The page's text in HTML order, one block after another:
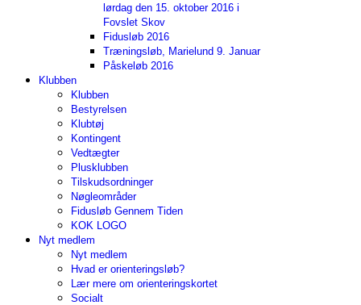
lørdag den 15. oktober 2016 i
Fovslet Skov
Fidusløb 2016
Træningsløb, Marielund 9. Januar
Påskeløb 2016
Klubben
Klubben
Bestyrelsen
Klubtøj
Kontingent
Vedtægter
Plusklubben
Tilskudsordninger
Nøgleområder
Fidusløb Gennem Tiden
KOK LOGO
Nyt medlem
Nyt medlem
Hvad er orienteringsløb?
Lær mere om orienteringskortet
Socialt